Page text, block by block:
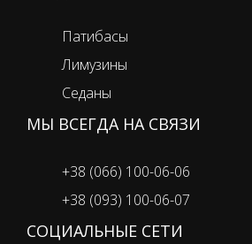
Патибасы
Лимузины
Седаны
МЫ ВСЕГДА НА СВЯЗИ
+38 (066) 100-06-06
+38 (093) 100-06-07
СОЦИАЛЬНЫЕ СЕТИ